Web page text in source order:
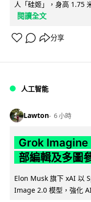
人「硅姬」，身高 1.75
閱讀全文
分享
人工智能
Lawton 6 小時
Grok Imagine
部編輯及多圖
Elon Musk 旗下 xAI 以
Image 2.0 模型，強化